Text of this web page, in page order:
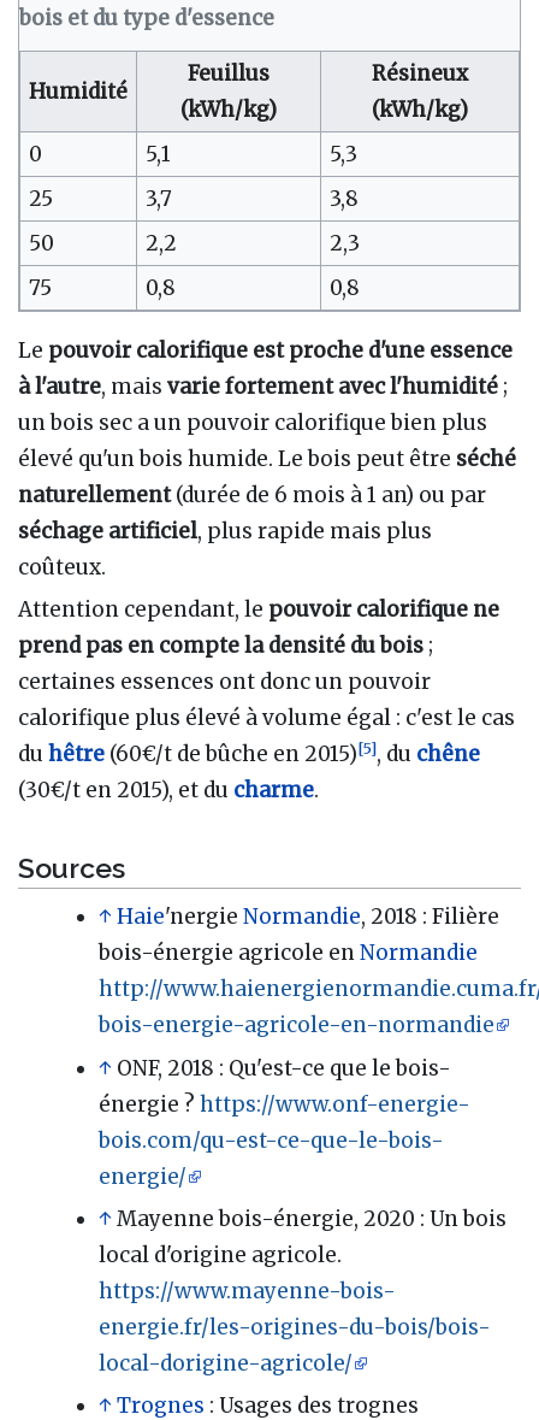
bois et du type d'essence
Humidité
Feuillus
(kWh/kg)
Résineux
(kWh/kg)
0
5,1
5,3
25
3,7
3,8
50
2,2
2,3
75
0,8 0,8
Le pouvoir calorifique est proche d'une essence
à l'autre, mais varie fortement avec l'humidité ;
un bois sec a un pouvoir calorifique bien plus
élevé qu'un bois humide. Le bois peut être séché
naturellement(durée de 6 mois à 1 an) ou par
séchage artificiel, plus rapide mais plus
coûteux.
Attention cependant, le pouvoir calorifique ne
prend pas en compte la densité du bois ;
certaines essences ont donc un pouvoir
calorifique plus élevé à volume égal : c'est le cas
du hêtre (60€/t de bûche en 2015)[5], du chêne
(30€/t en 2015), et du charme.
Sources
↑Haie'nergieNormandie, 2018 : Filière
bois-énergie agricole enNormandie
http://
bois-energie-agricole-en-normandie
↑ ONF, 2018 : Qu'est-ce que le bois-
énergie ?https://www.onf-energie-
bois.com/qu-est-ce-que-le-bois-
energie/
↑Mayenne bois-énergie, 2020 : Un bois
local d'origine agricole.
https://www.mayenne-bois-
energie.fr/les-origines-du-bois/bois-
local-dorigine-agricole/
↑Trognes : Usages des trognes